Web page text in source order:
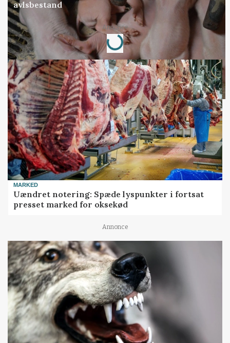
avlsbestand
Annonce
Loading...
MARKED
Uændret notering: Spæde lyspunkter i fortsat
presset marked for oksekød
Annonce